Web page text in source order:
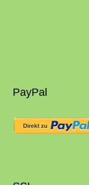
PayPal